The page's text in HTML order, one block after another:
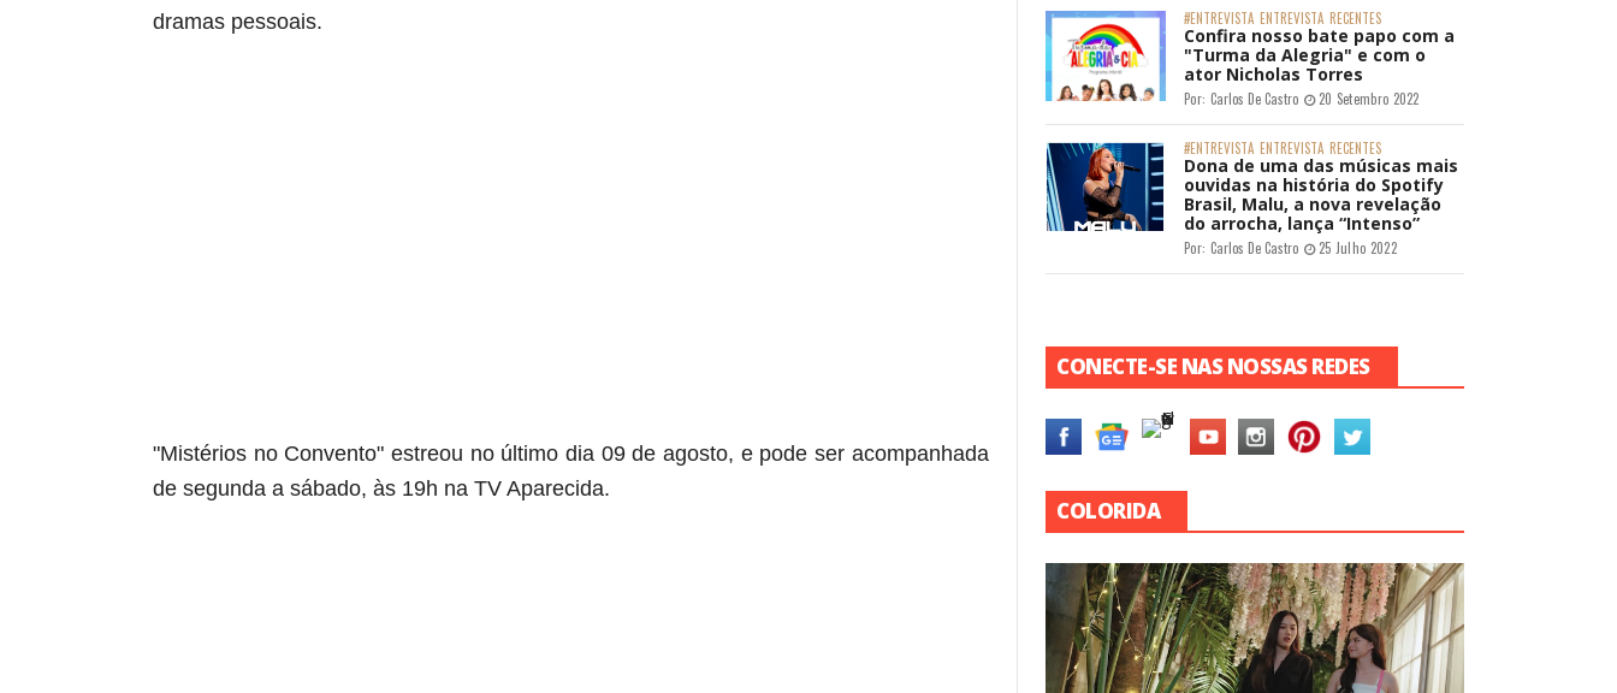
dramas pessoais.
"Mistérios no Convento" estreou no último dia 09 de agosto, e pode ser acompanhada
de segunda a sábado, às 19h na TV Aparecida.
#ENTREVISTA ENTREVISTA RECENTES
Confira nosso bate papo com a
"Turma da Alegria" e com o
ator Nicholas Torres
Por: Carlos De Castro 20 Setembro 2022
#ENTREVISTA ENTREVISTA RECENTES
Dona de uma das músicas mais
ouvidas na história do Spotify
Brasil, Malu, a nova revelação
do arrocha, lança “Intenso”
Por: Carlos De Castro 25 Julho 2022
CONECTE-SE NAS NOSSAS REDES
COLORIDA